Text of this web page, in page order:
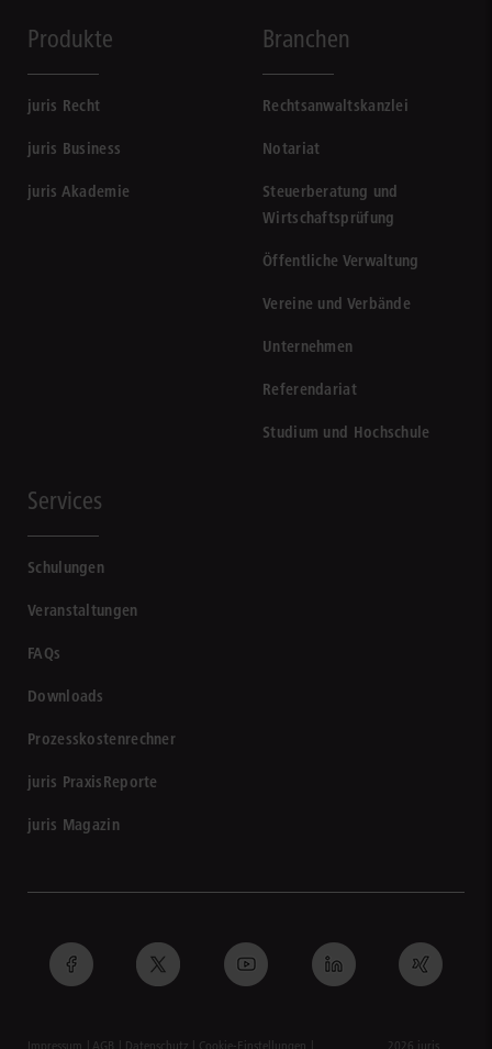
Produkte
juris Recht
juris Business
juris Akademie
Branchen
Rechtsanwaltskanzlei
Notariat
Steuerberatung und
Wirtschaftsprüfung
Öffentliche Verwaltung
Vereine und Verbände
Unternehmen
Referendariat
Studium und Hochschule
Services
Schulungen
Veranstaltungen
FAQs
Downloads
Prozesskostenrechner
juris PraxisReporte
juris Magazin
Impressum AGB Datenschutz Cookie-Einstellungen 2026 juris